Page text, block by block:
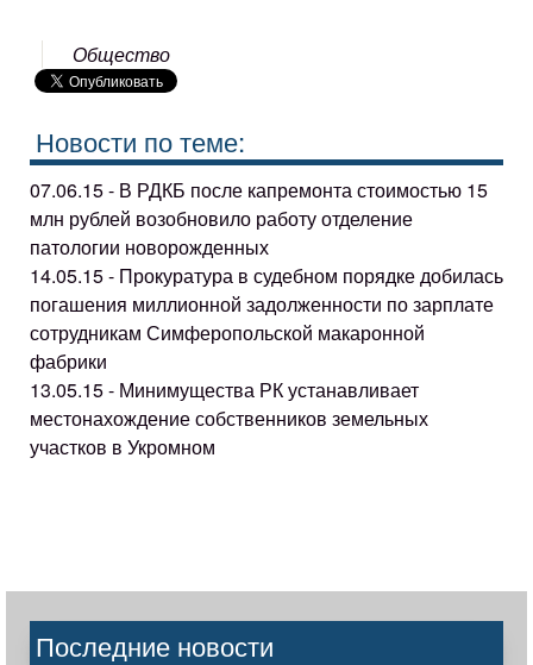
Общество
Новости по теме:
07.06.15 - В РДКБ после капремонта стоимостью 15
млн рублей возобновило работу отделение
патологии новорожденных
14.05.15 - Прокуратура в судебном порядке добилась
погашения миллионной задолженности по зарплате
сотрудникам Симферопольской макаронной
фабрики
13.05.15 - Минимущества РК устанавливает
местонахождение собственников земельных
участков в Укромном
Последние новости